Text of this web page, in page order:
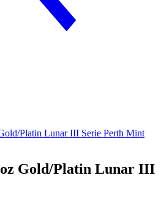
Platin Lunar III Serie Perth Mint
Gold/Platin Lunar III